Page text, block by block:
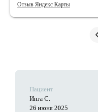
какие я где-либо
Отзыв Яндекс Карты
Пациент
Инга С.
26 июня 2025